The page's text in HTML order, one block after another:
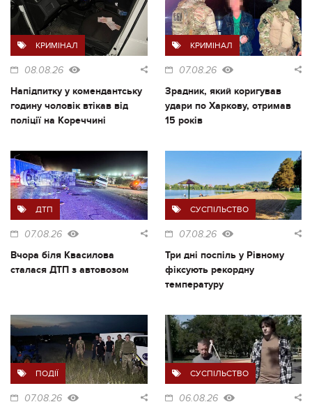
КРИМІНАЛ
08.08.26
Напідпитку у комендантську
годину чоловік втікав від
поліції на Кореччині
КРИМІНАЛ
07.08.26
Зрадник, який коригував
удари по Харкову, отримав
15 років
ДТП
07.08.26
Вчора біля Квасилова
сталася ДТП з автовозом
СУСПІЛЬСТВО
07.08.26
Три дні поспіль у Рівному
фіксують рекордну
температуру
ПОДІЇ
07.08.26
СУСПІЛЬСТВО
06.08.26